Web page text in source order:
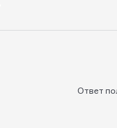
Ответ